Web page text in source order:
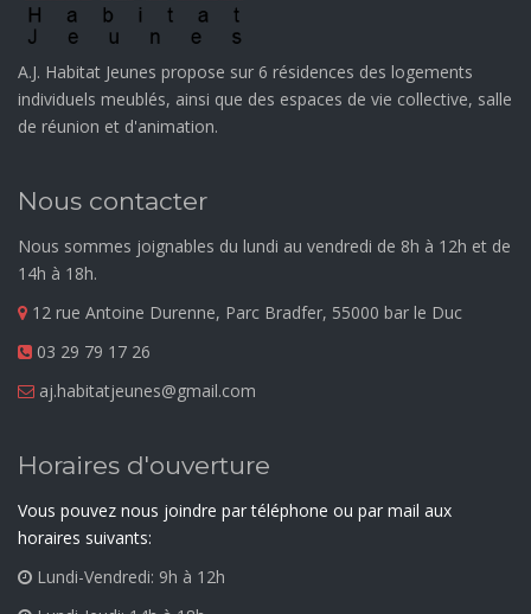
A.J. Habitat Jeunes propose sur 6 résidences des logements
individuels meublés, ainsi que des espaces de vie collective, salle
de réunion et d'animation.
Nous contacter
Nous sommes joignables du lundi au vendredi de 8h à 12h et de
14h à 18h.
12 rue Antoine Durenne, Parc Bradfer, 55000 bar le Duc
03 29 79 17 26
aj.habitatjeunes@gmail.com
Horaires d'ouverture
Vous pouvez nous joindre par téléphone ou par mail aux
horaires suivants:
Lundi-Vendredi: 9h à 12h